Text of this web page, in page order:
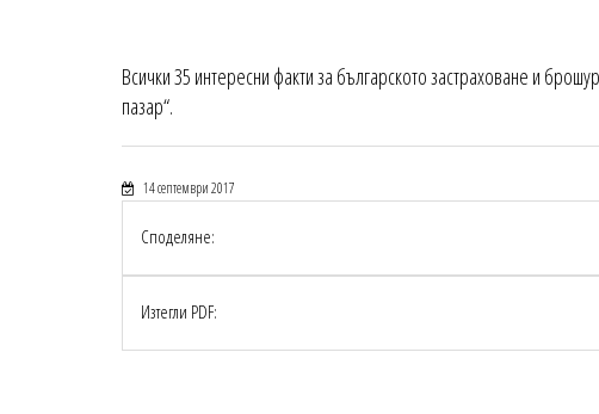
Всички 35 интересни факти за българското застраховане и
пазар“.
14 септември 2017
Споделяне:
Изтегли PDF: